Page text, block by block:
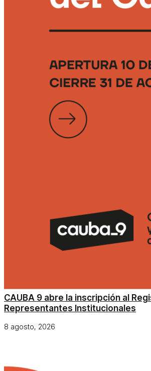
CAUBA 9 abre la inscripción al
Representantes Institucionales
8 agosto, 2026